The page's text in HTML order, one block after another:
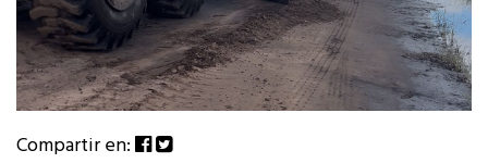
Compartir en: